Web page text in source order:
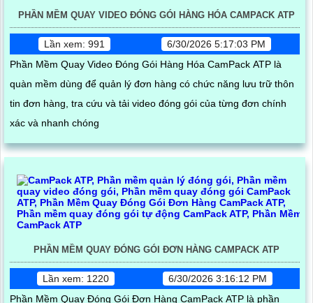
PHẦN MỀM QUAY VIDEO ĐÓNG GÓI HÀNG HÓA CAMPACK ATP
Lần xem: 991
6/30/2026 5:17:03 PM
Phần Mềm Quay Video Đóng Gói Hàng Hóa CamPack ATP là
quàn mềm dùng để quản lý đơn hàng có chức năng lưu trữ thôn
tin đơn hàng, tra cứu và tải video đóng gói của từng đơn chính
xác và nhanh chóng
PHẦN MỀM QUAY ĐÓNG GÓI ĐƠN HÀNG CAMPACK ATP
Lần xem: 1220
6/30/2026 3:16:12 PM
Phần Mềm Quay Đóng Gói Đơn Hàng CamPack ATP là phần